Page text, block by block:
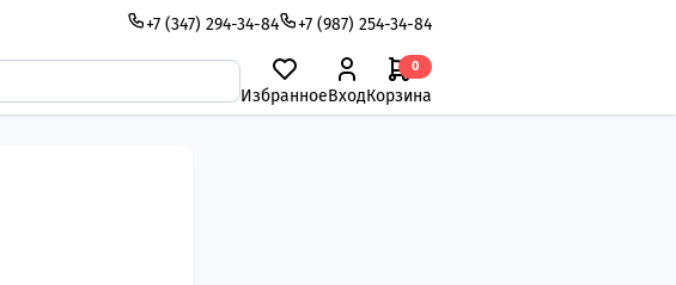
+7 (347) 294-34-84 +7 (987) 254-34-84
ИзбранноеВход
0
Корзина